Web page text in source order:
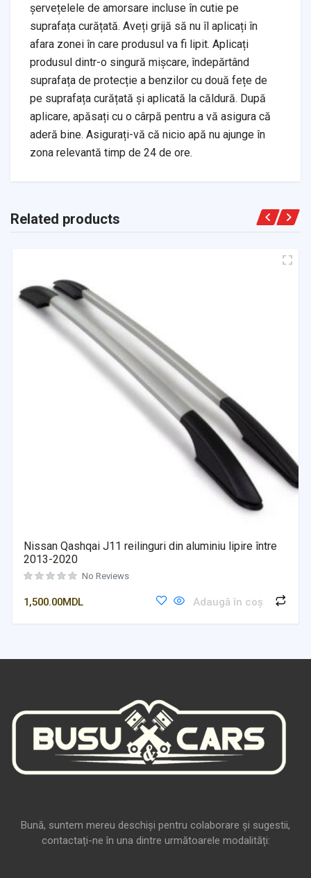
șervețelele de amorsare incluse în cutie pe
suprafața curățată. Aveți grijă să nu îl aplicați în
afara zonei în care produsul va fi lipit. Aplicați
produsul dintr-o singură mișcare, îndepărtând
suprafața de protecție a benzilor cu două fețe de
pe suprafața curățată și aplicată la căldură. După
aplicare, apăsați cu o cârpă pentru a vă asigura că
aderă bine. Asigurați-vă că nicio apă nu ajunge în
zona relevantă timp de 24 de ore.
Related products
Nissan Qashqai J11 reilinguri din aluminiu lipire între
2013-2020
No Reviews
1,500.00MDL Adaugă în coș
Bună, suntem mereu deschiși pentru colaborare și sugestii,
contactați-ne în una dintre următoarele modalități: